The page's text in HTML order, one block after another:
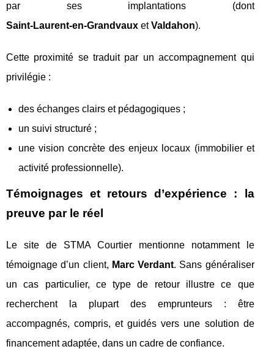
par ses implantations (dont
Saint‑Laurent‑en‑Grandvaux etValdahon).
Cette proximité se traduit par un accompagnement qui
privilégie :
des échanges clairs et pédagogiques ;
un suivi structuré ;
une vision concrète des enjeux locaux (immobilier et
activité professionnelle).
Témoignages et retours d’expérience : la
preuve par le réel
Le site de STMA Courtier mentionne notamment le
témoignage d’un client, Marc Verdant. Sans généraliser
un cas particulier, ce type de retour illustre ce que
recherchent la plupart des emprunteurs : être
accompagnés, compris, et guidés vers une solution de
financement adaptée, dans un cadre de confiance.